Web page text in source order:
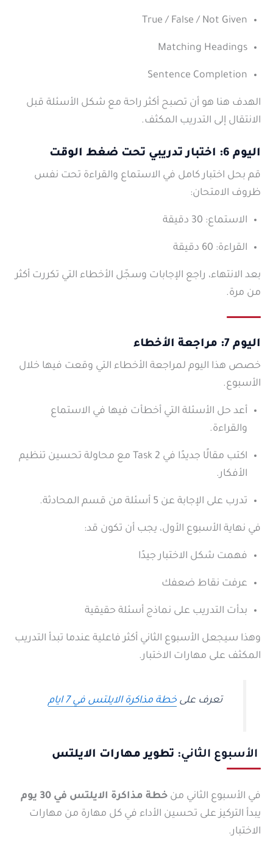
True / False / Not Given
Matching Headings
Sentence Completion
الهدف هنا هو أن تصبح أكثر راحة مع شكل الأسئلة قبل
الانتقال إلى التدريب المكثف.
اليوم 6: اختبار تدريبي تحت ضغط الوقت
قم بحل اختبار كامل في الاستماع والقراءة تحت نفس
ظروف الامتحان:
الاستماع: 30 دقيقة
القراءة: 60 دقيقة
بعد الانتهاء، راجع الإجابات وسجّل الأخطاء التي تكررت أكثر
من مرة.
اليوم 7: مراجعة الأخطاء
خصص هذا اليوم لمراجعة الأخطاء التي وقعت فيها خلال
الأسبوع.
أعد حل الأسئلة التي أخطأت فيها في الاستماع
والقراءة.
اكتب مقالًا جديدًا في Task 2 مع محاولة تحسين تنظيم
الأفكار.
تدرب على الإجابة عن 5 أسئلة من قسم المحادثة.
في نهاية الأسبوع الأول، يجب أن تكون قد:
فهمت شكل الاختبار جيدًا
عرفت نقاط ضعفك
بدأت التدريب على نماذج أسئلة حقيقية
وهذا سيجعل الأسبوع الثاني أكثر فاعلية عندما تبدأ التدريب
المكثف على مهارات الاختبار.
تعرف علىخطة مذاكرة الايلتس في 7 ايام
الأسبوع الثاني: تطوير مهارات الايلتس
في الأسبوع الثاني من خطة مذاكرة الايلتس في 30 يوم
يبدأ التركيز على تحسين الأداء في كل مهارة من مهارات
الاختبار.